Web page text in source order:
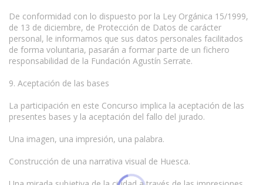
De conformidad con lo dispuesto por la Ley Orgánica 15/1999,
de 13 de diciembre, de Protección de Datos de carácter
personal, le informamos que sus datos personales facilitados
de forma voluntaria, pasarán a formar parte de un fichero
responsabilidad de la Fundación Agustín Serrate.
9. Aceptación de las bases
La participación en este Concurso implica la aceptación de las
presentes bases y la aceptación del fallo del jurado.
Una imagen, una impresión, una palabra.
Construcción de una narrativa visual de Huesca.